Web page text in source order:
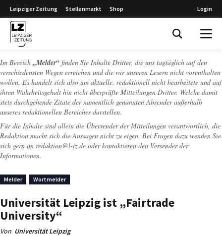
Leipziger Zeitung Stellenmarkt Shop Login
Im Bereich „Melder“ finden Sie Inhalte Dritter, die uns tagtäglich auf den
verschiedensten Wegen erreichen und die wir unseren Lesern nicht vorenthalten
wollen. Es handelt sich also um aktuelle, redaktionell nicht bearbeitete und auf
ihren Wahrheitsgehalt hin nicht überprüfte Mitteilungen Dritter. Welche damit
stets durchgehende Zitate der namentlich genannten Absender außerhalb
unseres redaktionellen Bereiches darstellen.
Für die Inhalte sind allein die Übersender der Mitteilungen verantwortlich, die
Redaktion macht sich die Aussagen nicht zu eigen. Bei Fragen dazu wenden Sie
sich gern an redaktion@l-iz.de oder kontaktieren den Versender der
Informationen.
Melder Wortmelder
Universität Leipzig ist „Fairtrade
University“
Von Universität Leipzig